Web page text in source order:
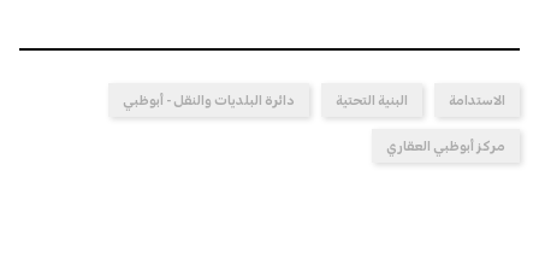
الاستدامة البنية التحتية دائرة البلديات والنقل - أبوظبي
مركز أبوظبي العقاري